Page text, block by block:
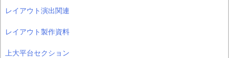
レイアウト演出関連
レイアウト製作資料
上大平台セクション